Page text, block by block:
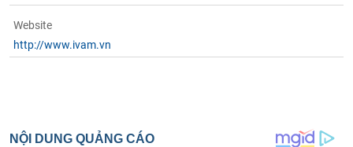
Website
http://www.ivam.vn